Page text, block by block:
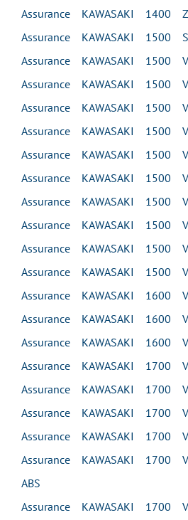
Assurance KAWASAKI 1400
Assurance KAWASAKI 1500
Assurance KAWASAKI 1500
Assurance KAWASAKI 1500 VN
Assurance KAWASAKI 1500 VN
Assurance KAWASAKI 1500 VN
Assurance KAWASAKI 1500
Assurance KAWASAKI 1500
Assurance KAWASAKI 1500
Assurance KAWASAKI 1500
Assurance KAWASAKI 1500
Assurance KAWASAKI 1500
Assurance KAWASAKI 1600
Assurance KAWASAKI 1600 VN
Assurance KAWASAKI 1600
Assurance KAWASAKI 1700
Assurance KAWASAKI 1700 VN
Assurance KAWASAKI 1700 VN
Assurance KAWASAKI 1700 VN
Assurance KAWASAKI 1700 VN
ABS
Assurance KAWASAKI 1700 VN